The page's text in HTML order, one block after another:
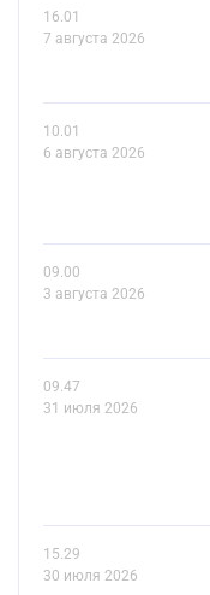
16.01
7 августа 2026
10.01
6 августа 2026
09.00
3 августа 2026
09.47
31 июля 2026
15.29
30 июля 2026